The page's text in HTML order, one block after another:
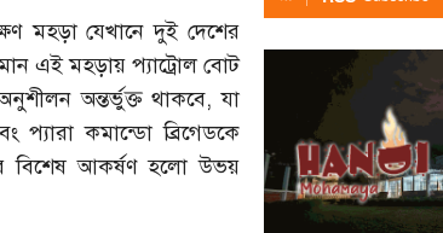
মহড়া যেখানে দুই দেশের
এই মহড়ায় প্যাট্রোল বোট
অন্তর্ভুক্ত থাকবে, যা
প্যারা কমান্ডো ব্রিগেডকে
বিশেষ আকর্ষণ হলো উভয়